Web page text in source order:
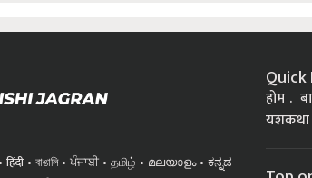
हिंदी বাঙালি ਪੰਜਾਬੀ தமிழ் മലയാളം
ಕನ್ನಡ
Quick
होम
यशकथा
Top